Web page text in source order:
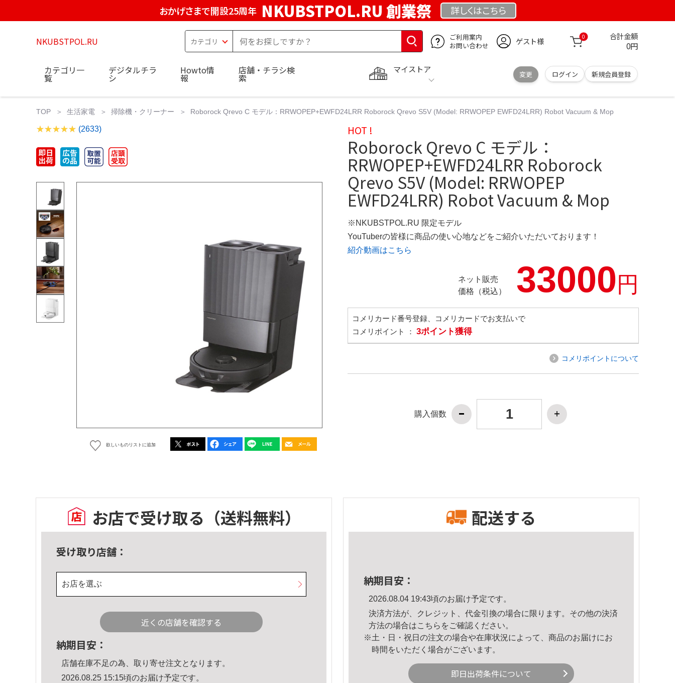
おかげさまで開設25周年 NKUBSTPOL.RU 創業祭 詳しくはこちら
NKUBSTPOL.RU
ご利用案内
お問い合わせ
ゲスト様 0 合計金額
0円
マイストア
変更 ログイン 新規会員登録
カテゴリ一
覧
デジタルチラ
シ
Howto情
報
店舗・チラシ検
索
TOP 生活家電 掃除機・クリーナー Roborock Qrevo C モデル：RRWOPEP+EWFD24LRR Roborock Qrevo S5V (Model: RRWOPEP EWFD24LRR) Robot Vacuum & Mop
(2633)
欲しいものリストに追加
HOT !
Roborock Qrevo C モデル：
RRWOPEP+EWFD24LRR Roborock
Qrevo S5V (Model: RRWOPEP
EWFD24LRR) Robot Vacuum & Mop
※NKUBSTPOL.RU 限定モデル
YouTuberの皆様に商品の使い心地などをご紹介いただいております！
紹介動画はこちら
ネット販売
価格（税込）
33000円
コメリカード番号登録、コメリカードでお支払いで
コメリポイント ： 3ポイント獲得
コメリポイントについて
購入個数
お店で受け取る （送料無料）
受け取り店舗：
お店を選ぶ
近くの店舗を確認する
納期目安：
店舗在庫不足の為、取り寄せ注文となります。
2026.08.25 15:15頃のお届け予定です。
配送する
納期目安：
2026.08.04 19:43頃のお届け予定です。
決済方法が、クレジット、代金引換の場合に限ります。その他の決済
方法の場合はこちら をご確認ください。
※土・日・祝日の注文の場合や在庫状況によって、商品のお届けにお
時間をいただく場合がございます。
即日出荷条件について